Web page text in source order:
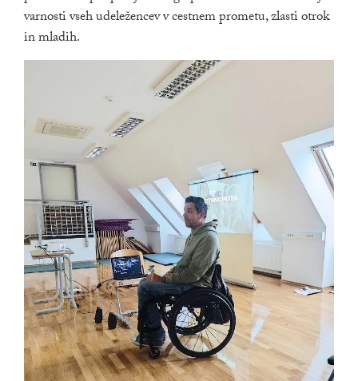
varnosti vseh udeležencev v cestnem prometu, zlasti otrok
in mladih.